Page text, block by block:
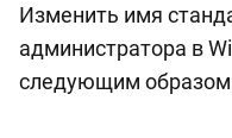
Изменить имя
администратора в
следующим